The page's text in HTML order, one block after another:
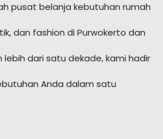
pusat belanja kebutuhan rumah
dan fashion di Purwokerto dan
dari satu dekade, kami hadir
Anda dalam satu